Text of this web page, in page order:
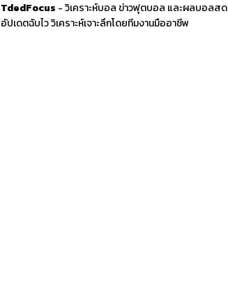
TdedFocus -วิเคราะห์บอล ข่าวฟุตบอล และผลบอลสด
อัปเดตฉับไว วิเคราะห์เจาะลึกโดยทีมงานมืออาชีพ